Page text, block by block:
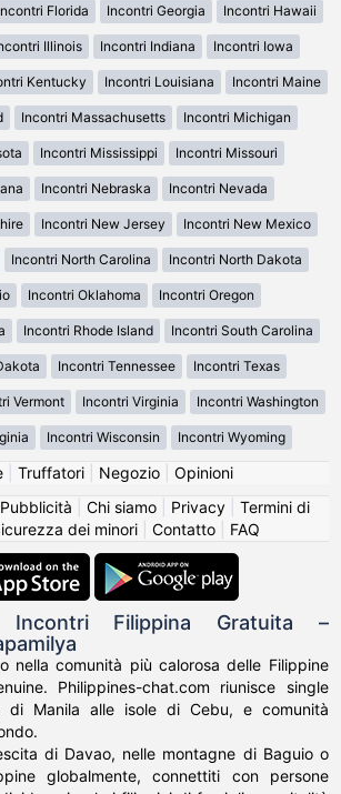
Florida Incontri Georgia Incontri Hawaii
Illinois Incontri Indiana Incontri Iowa
Kentucky Incontri Louisiana Incontri Maine
Incontri Massachusetts Incontri Michigan
Incontri Mississippi Incontri Missouri
Incontri Nebraska Incontri Nevada
Incontri New Jersey Incontri New Mexico
Incontri North Carolina Incontri North Dakota
Incontri Oklahoma Incontri Oregon
Incontri Rhode Island Incontri South Carolina
Incontri Tennessee Incontri Texas
Vermont Incontri Virginia Incontri Washington
Incontri Wisconsin Incontri Wyoming
| Truffatori| Negozio| Opinioni
Pubblicità Chi siamo| Privacy| Termini di
dei minori| Contatto| FAQ
Incontri Filippina Gratuita –
nella comunità più calorosa delle Filippine
Philippines-chat.com riunisce single
di Manila alle isole di Cebu, e comunità
di Davao, nelle montagne di Baguio o
globalmente, connettiti con persone